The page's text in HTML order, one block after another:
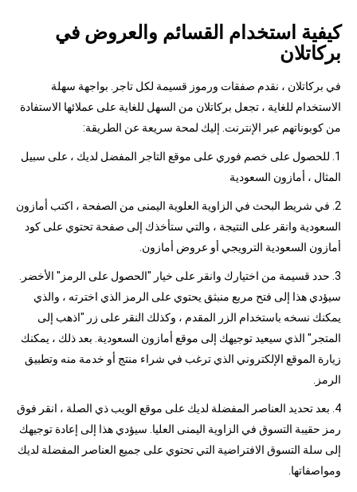
كيفية استخدام القسائم والعروض في
بركاتلان
في بركاتلان ، نقدم صفقات ورموز قسيمة لكل تاجر. بواجهة سهلة
الاستخدام للغاية ، تجعل بركاتلان من السهل للغاية على عملائها الاستفادة
من كوبوناتهم عبر الإنترنت. إليك لمحة سريعة عن الطريقة:
1. للحصول على خصم فوري على موقع التاجر المفضل لديك ، على سبيل
المثال ، أمازون السعودية
2. في شريط البحث في الزاوية العلوية اليمنى من الصفحة ، اكتب أمازون
السعودية وانقر على النتيجة ، والتي ستأخذك إلى صفحة تحتوي على كود
أمازون السعودية الترويجي أو عروض أمازون.
3. حدد قسيمة من اختيارك وانقر على خيار "الحصول على الرمز" الأخضر.
سيؤدي هذا إلى فتح مربع منبثق يحتوي على الرمز الذي اخترته ، والذي
يمكنك نسخه باستخدام الزر المقدم ، وكذلك النقر على زر "اذهب إلى
المتجر" الذي سيعيد توجيهك إلى موقع أمازون السعودية. بعد ذلك ، يمكنك
زيارة الموقع الإلكتروني الذي ترغب في شراء منتج أو خدمة منه وتطبيق
الرمز.
4. بعد تحديد العناصر المفضلة لديك على موقع الويب ذي الصلة ، انقر فوق
رمز حقيبة التسوق في الزاوية اليمنى العليا. سيؤدي هذا إلى إعادة توجيهك
إلى سلة التسوق الافتراضية التي تحتوي على جميع العناصر المفضلة لديك
ومواصفاتها.